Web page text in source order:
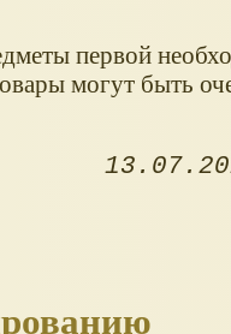
первой
могут быть